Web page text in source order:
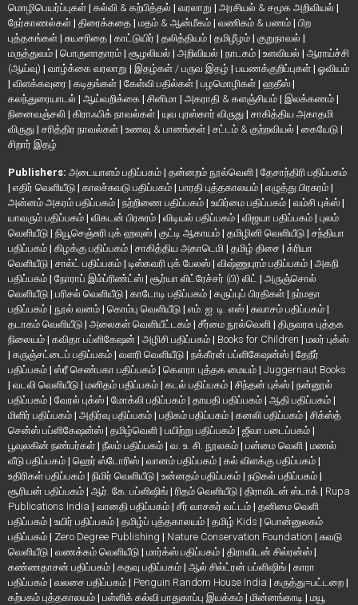
மொழிபெயர்ப்புகள் | கல்வி & கற்பித்தல் | வரலாறு | அரசியல் & சமூக அறிவியல் |
நேர்காணல்கள் | திரைக்கதை | மதம் & ஆன்மீகம் | வணிகம் & பணம் | பிற
புத்தகங்கள் | சுயசரிதை | காட்டுயிர் | தலித்தியம் | தமிழீழம் | குறுநாவல் |
மருத்துவம் | பொருளாதாரம் | சூழலியல் | அறிவியல் | நாடகம் | உளவியல் | ஆராய்ச்சி
(ஆய்வு) | வாழ்க்கை வரலாறு | இதழ்கள் / பருவ இதழ் | பயணக்குறிப்புகள் | ஓவியம்
| விளக்கவுரை | கடிதங்கள் | கேள்வி பதில்கள் | பழமொழிகள் | ஹதீஸ் |
கலந்துரையாடல் | ஆய்வறிக்கை | சினிமா | அகராதி & களஞ்சியம் | இலக்கணம் |
நினைவஞ்சலி | கிராஃபிக் நாவல்கள் | யுவ புரஸ்கார் விருது | சாகித்திய அகாதமி
விருது | சரித்திர நாவல்கள் | உணவு & பானங்கள் | சட்டம் & குற்றவியல் | கையேடு |
சிறார் இதழ்
Publishers: அடையாளம் பதிப்பகம் | தன்னறம் நூல்வெளி | தேசாந்திரி பதிப்பகம்
| எதிர் வெளியீடு | காலச்சுவடு பதிப்பகம் | பாரதி புத்தகாலயம் | எழுத்து பிரசுரம் |
அன்னம் அகரம் பதிப்பகம் | நற்றிணை பதிப்பகம் | உயிர்மை பதிப்பகம் | வம்சி புக்ஸ் |
யாவரும் பதிப்பகம் | விகடன் பிரசுரம் | விடியல் பதிப்பகம் | விஜயா பதிப்பகம் | புலம்
வெளியீடு | நியூசெஞ்சுரி புக் ஹவுஸ் | குட்டி ஆகாயம் | தமிழினி வெளியீடு | சந்தியா
பதிப்பகம் | கிழக்கு பதிப்பகம் | சாகித்திய அகாடெமி | தமிழ் திசை | க்ரியா
வெளியீடு | சால்ட் பதிப்பகம் | டிஸ்கவரி புக் பேலஸ் | விஷ்ணுபுரம் பதிப்பகம் | அகநி
பதிப்பகம் | நோராப் இம்ப்ரிண்ட்ஸ் | சூர்யா லிட்ரேச்சர் (பி) லிட் | அருஞ்சொல்
வெளியீடு | பரிசல் வெளியீடு | காடோடி பதிப்பகம் | கருப்புப் பிரதிகள் | நர்மதா
பதிப்பகம் | நூல் வனம் | கொம்பு வெளியீடு | எம். ஐ. டி. எஸ் | சுவாசம் பதிப்பகம் |
தடாகம் வெளியீடு | அலைகள் வெளியீட்டகம் | சீர்மை நூல்வெளி | திருவரசு புத்தக
நிலையம் | கவிதா பப்ளிகேஷன் | அழிசி பதிப்பகம் | Books for Children | மலர் புக்ஸ்
| கருஞ்சட்டைப் பதிப்பகம் | வளரி வெளியீடு | நக்கீரன் பப்ளிகேஷன்ஸ் | தேநீர்
பதிப்பகம் | ஸ்ரீ செண்பகா பதிப்பகம் | கௌரா புத்தக மையம் | Juggernaut Books
| வடலி வெளியீடு | மனிதம் பதிப்பகம் | கடல் பதிப்பகம் | சிந்தன் புக்ஸ் | நன்னூல்
பதிப்பகம் | வேரல் புக்ஸ் | மோக்லி பதிப்பகம் | தாயதி பதிப்பகம் | ஆதி பதிப்பகம் |
மிளிர் பதிப்பகம் | அதிர்வு பதிப்பகம் | பதிகம் பதிப்பகம் | கனலி பதிப்பகம் | சிக்ஸ்த்
சென்ஸ் பப்ளிகேஷன்ஸ் | தமிழ்வெளி | பயிற்று பதிப்பகம் | ஜீவா படைப்பகம் |
பூவுலகின் நண்பர்கள் | நீலம் பதிப்பகம் | வ. உ. சி. நூலகம் | பன்மை வெளி | மணல்
வீடு பதிப்பகம் | ஹெர் ஸ்டோரிஸ் | வானம் பதிப்பகம் | கல் விளக்கு பதிப்பகம் |
உதிரிகள் பதிப்பகம் | நிமிர் வெளியீடு | உன்னதம் பதிப்பகம் | நடுகல் பதிப்பகம் |
சூரியன் பதிப்பகம் | ஆர். கே. பப்ளிஷிங் | ரிதம் வெளியீடு | திராவிடன் ஸ்டாக் | Rupa
Publications India | வானதி பதிப்பகம் | சீர் வாசகர் வட்டம் | தனிமை வெளி
பதிப்பகம் | உயிர் பதிப்பகம் | தமிழ்ப் புத்தகாலயம் | தமிழ் Kids | பொன்னுலகம்
பதிப்பகம் | Zero Degree Publishing | Nature Conservation Foundation | சுவடு
வெளியீடு | வணக்கம் வெளியீடு | மார்க்ஸ் பதிப்பகம் | திராவிடன் சில்ரன்ஸ் |
கண்ணதாசன் பதிப்பகம் | கதவு பதிப்பகம் | ஆல் சில்ட்ரன் பப்ளிஷிங் | காரா
பதிப்பகம் | வலசை பதிப்பகம் | Penguin Random House India | கருத்து=பட்டறை |
கற்பகம் புத்தகாலயம் | பள்ளிக் கல்வி பாதுகாப்பு இயக்கம் | மின்னங்காடி | மயூ